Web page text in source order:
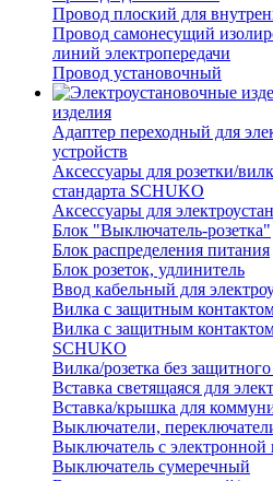
Провод плоский для
Провод самонесущий
линий электропередачи
Провод установочный
изделия
Адаптер переходный для
устройств
Аксессуары для розетки/
стандарта SCHUKO
Аксессуары для
Блок "Выключатель-розетка"
Блок распределения питания
Блок розеток, удлинитель
Ввод кабельный для
Вилка с защитным
Вилка с защитным
SCHUKO
Вилка/розетка без защитного
Вставка светящаяся для
Вставка/крышка для
Выключатели,
Выключатель с электронной
Выключатель сумеречный